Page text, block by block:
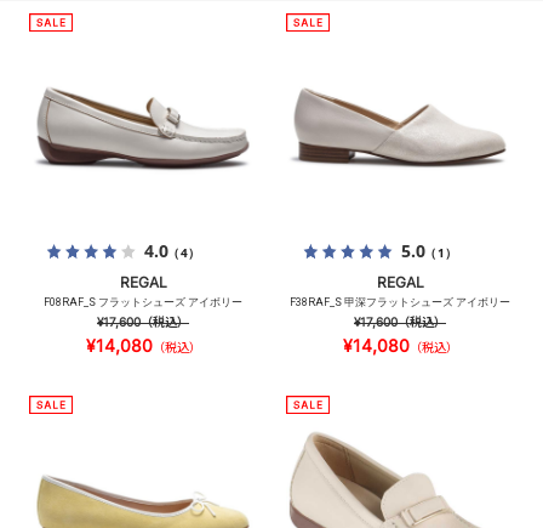
4.0（4）
REGAL
F08RAF_S フラットシューズ アイボリー
¥17,600（税込）
¥14,080（税込）
5.0（1）
REGAL
F38RAF_S 甲深フラットシューズ アイボリー
¥17,600（税込）
¥14,080（税込）